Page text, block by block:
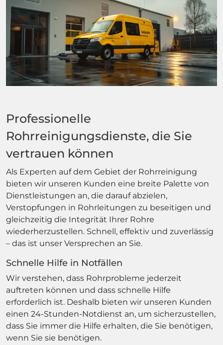
Professionelle
Rohrreinigungsdienste, die Sie
vertrauen können
Als Experten auf dem Gebiet der Rohrreinigung
bieten wir unseren Kunden eine breite Palette von
Dienstleistungen an, die darauf abzielen,
Verstopfungen in Rohrleitungen zu beseitigen und
gleichzeitig die Integrität Ihrer Rohre
wiederherzustellen. Schnell, effektiv und zuverlässig
– das ist unser Versprechen an Sie.
Schnelle Hilfe in Notfällen
Wir verstehen, dass Rohrprobleme jederzeit
auftreten können und dass schnelle Hilfe
erforderlich ist. Deshalb bieten wir unseren Kunden
einen 24-Stunden-Notdienst an, um sicherzustellen,
dass Sie immer die Hilfe erhalten, die Sie benötigen,
wenn Sie sie benötigen.